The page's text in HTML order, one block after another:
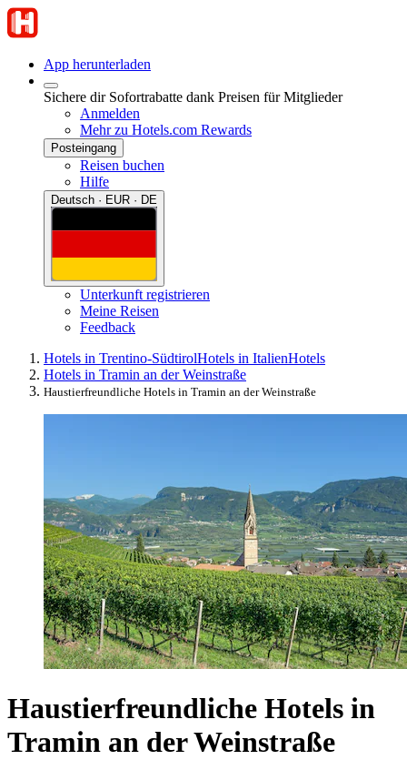
App herunterladen
Sichere dir Sofortrabatte dank Preisen für Mitglieder
Anmelden
Mehr zu Hotels.com Rewards
Posteingang
Reisen buchen
Hilfe
Deutsch · EUR · DE
Unterkunft registrieren
Meine Reisen
Feedback
Hotels in Trentino-SüdtirolHotels in ItalienHotels
Hotels in Tramin an der Weinstraße
Haustierfreundliche Hotels in Tramin an der Weinstraße
Haustierfreundliche Hotels in
Tramin an der Weinstraße